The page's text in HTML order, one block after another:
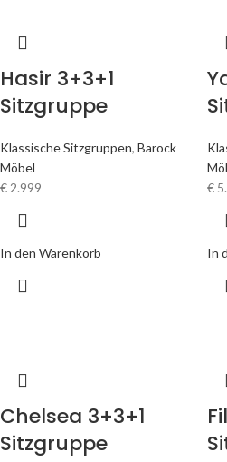
Hasir 3+3+1
Sitzgruppe
Klassische Sitzgruppen, Barock
Möbel
€2.999
In den Warenkorb
€
In
Chelsea 3+3+1
Sitzgruppe